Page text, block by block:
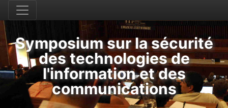
Symposium sur la sécurité
des technologies de
l'information et des
communications